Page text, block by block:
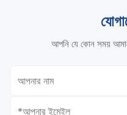
আপনি যে কোন সময়